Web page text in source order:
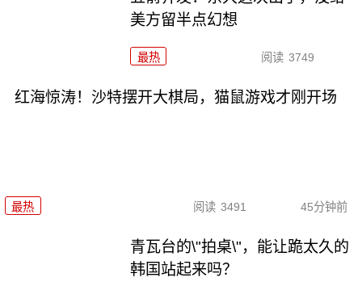
美方留半点幻想
最热 阅读 3749
红海惊涛！沙特摆开大棋局，猫鼠游戏才刚开场
最热 阅读 3491 45分钟前
青瓦台的\"拍桌\"，能让跪太久的
韩国站起来吗？